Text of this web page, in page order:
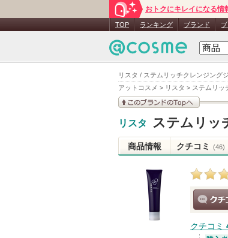
リスタ / ステムリッチクレンジング
アットコスメ > リスタ > ステムリッ
おトクにキレイになる情
TOP ランキング ブランド
このブランドの情報を
リスタ ステムリッ
商品情報 クチコミ (46)
クチコミ